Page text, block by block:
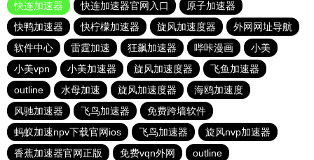
快连加速器
快连加速器官网入口
原子加速器
快鸭加速器
快柠檬加速器 旋风加速度器
外网网址导航
软件中心
雷霆加速 狂飙加速器 哔咔漫画
小美
小美vpn
小美加速器 旋风加速度器
飞鱼加速器
outline
水母加速 旋风加速度器
海鸥加速度
风驰加速器
飞鸟加速器
免费跨墙软件
蚂蚁加速npv下载官网ios
飞鸟加速器
旋风nvp加速器
香蕉加速器官网正版
免费vqn外网
outline